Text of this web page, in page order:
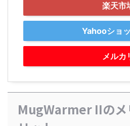
楽天市
Yahooショ
メルカ
MugWarmer IIのメ